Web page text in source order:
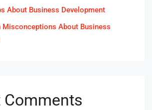
About Business Development
Misconceptions About Business
Comments